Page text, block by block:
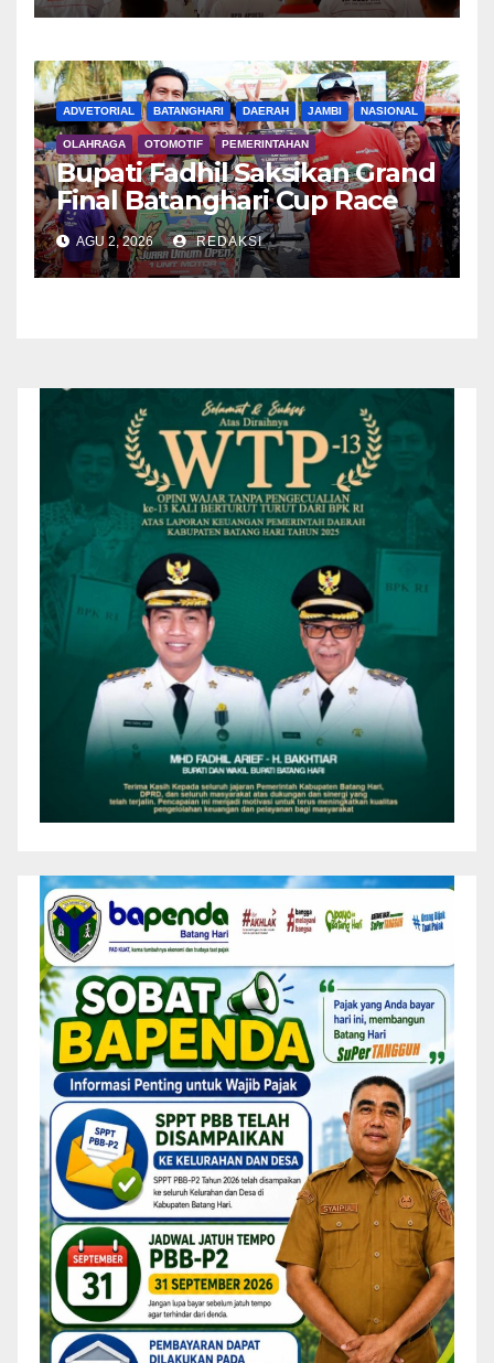
ADVETORIAL BATANGHARI DAERAH JAMBI NASIONAL
OLAHRAGA OTOMOTIF PEMERINTAHAN
Bupati Fadhil Saksikan Grand
Final Batanghari Cup Race
2026
AGU 2, 2026 REDAKSI